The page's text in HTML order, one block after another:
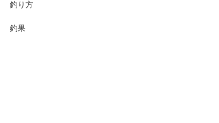
釣り方
釣果